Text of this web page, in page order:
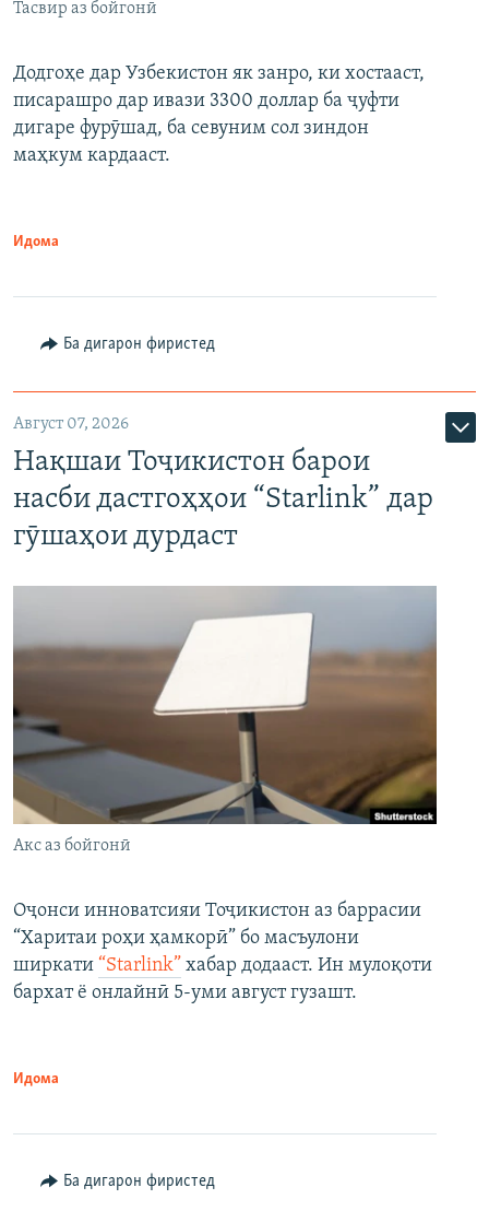
Тасвир аз бойгонӣ
Додгоҳе дар Узбекистон як занро, ки хостааст,
писарашро дар ивази 3300 доллар ба ҷуфти
дигаре фурӯшад, ба севуним сол зиндон
маҳкум кардааст.
Идома
Ба дигарон фиристед
Август 07, 2026
Нақшаи Тоҷикистон барои
насби дастгоҳҳои “Starlink” дар
гӯшаҳои дурдаст
Акс аз бойгонӣ
Оҷонси инноватсияи Тоҷикистон аз баррасии
“Харитаи роҳи ҳамкорӣ” бо масъулони
ширкати “Starlink” хабар додааст. Ин мулоқоти
бархат ё онлайнӣ 5-уми август гузашт.
Идома
Ба дигарон фиристед